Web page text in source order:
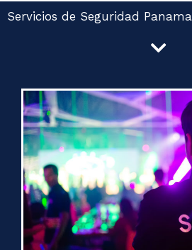
Servicios de Seguridad Panama